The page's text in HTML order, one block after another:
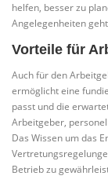
helfen, besser zu
Angelegenheiten
Vorteile für
Auch für den
ermöglicht eine
passt und die
Arbeitgeber,
Das Wissen um das
Betrieb zu